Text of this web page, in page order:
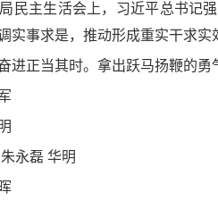
主生活会上，习近平总书记强
实事求是，推动形成重实干求实
正当其时。拿出跃马扬鞭的勇
磊 华明